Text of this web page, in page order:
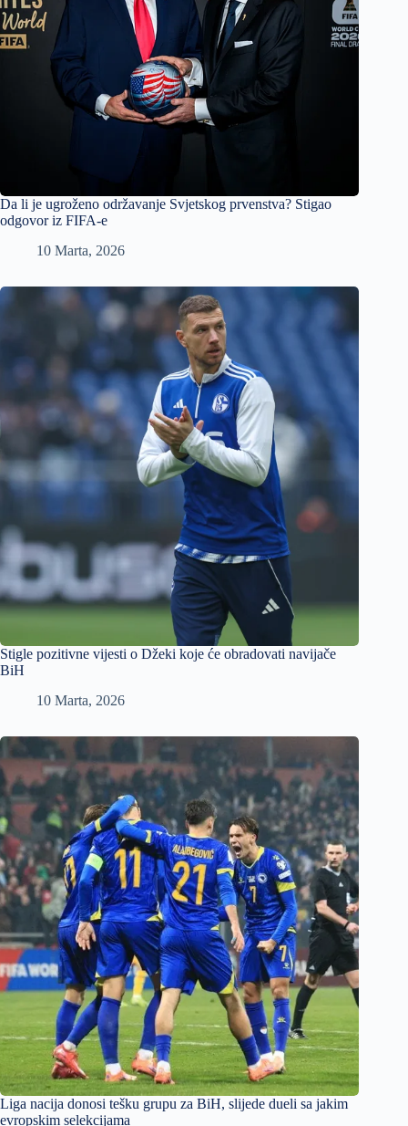
Da li je ugroženo održavanje Svjetskog prvenstva? Stigao
odgovor iz FIFA-e
10 Marta, 2026
Stigle pozitivne vijesti o Džeki koje će obradovati navijače
BiH
10 Marta, 2026
Liga nacija donosi tešku grupu za BiH, slijede dueli sa jakim
evropskim selekcijama